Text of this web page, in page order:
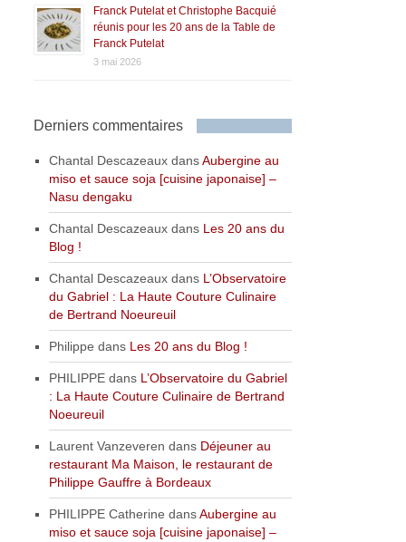
Franck Putelat et Christophe Bacquié
réunis pour les 20 ans de la Table de
Franck Putelat
3 mai 2026
Derniers commentaires
Chantal Descazeaux dansAubergine au
miso et sauce soja [cuisine japonaise] –
Nasu dengaku
Chantal Descazeaux dans Les 20 ans du
Blog !
Chantal Descazeaux dans L’Observatoire
du Gabriel : La Haute Couture Culinaire
de Bertrand Noeureuil
Philippe dans Les 20 ans du Blog !
PHILIPPE dans L’Observatoire du Gabriel
: La Haute Couture Culinaire de Bertrand
Noeureuil
Laurent Vanzeveren dans Déjeuner au
restaurant Ma Maison, le restaurant de
Philippe Gauffre à Bordeaux
PHILIPPE Catherine dansAubergine au
miso et sauce soja [cuisine japonaise] –